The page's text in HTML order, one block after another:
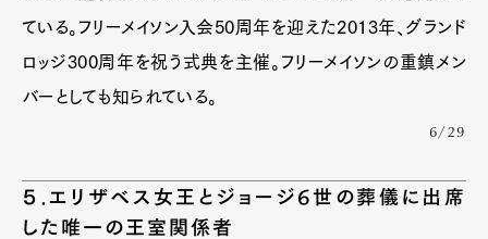
ている。フリーメイソン入会50周年を迎えた2013年、グランド
ロッジ300周年を祝う式典を主催。フリーメイソンの重鎮メン
バーとしても知られている。
6/29
５.エリザベス女王とジョージ6世の葬儀に出席
した唯一の王室関係者